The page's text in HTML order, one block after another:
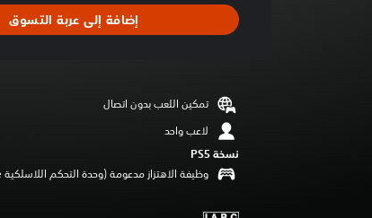
د
ت
ا
ت
إضافة إلى عربة التسوق
تمكين اللعب بدون اتصال
لاعب واحد
نسخة PS5‏
وظيفة الاهتزاز مدعومة (وحدة التحكم اللاسلكية DualSense‏)